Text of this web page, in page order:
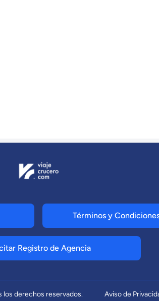
Términos y
Registro de Agencia
derechos reservados. Aviso de